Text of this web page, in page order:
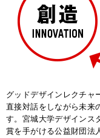
グッドデザインレクチャ
直接対話をしながら未来
す。宮城大学デザインス
賞を手がける公益財団法